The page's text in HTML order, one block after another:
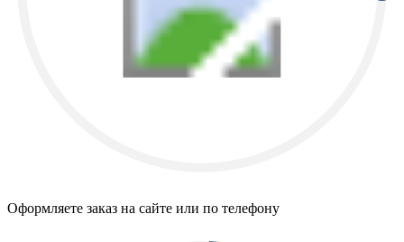
Оформляете заказ на сайте или по телефону